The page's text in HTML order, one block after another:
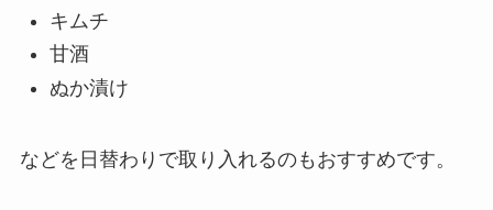
キムチ
甘酒
ぬか漬け
などを日替わりで取り入れるのもおすすめです。